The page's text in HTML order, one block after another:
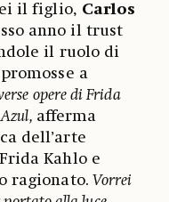
il figlio, Carlos
anno il trust
il ruolo di
a
opere di Frida
afferma
dell’arte
Kahlo e
ragionato. Vorrei